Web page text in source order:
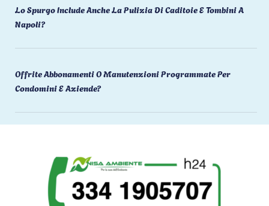
Lo Spurgo Include Anche La Pulizia Di Caditoie E Tombini A
Napoli?
Offrite Abbonamenti O Manutenzioni Programmate Per
Condomini E Aziende?